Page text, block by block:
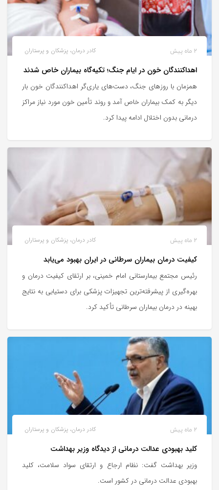
کادر درمان، پزشکان و پرستاران 2 ماه پیش
اهداکنندگان خون در ایام جنگ؛ تکیه‌گاه بیماران خاص شدند
همزمان با روزهای جنگ، دست‌های یاری‌گر اهداکنندگان خون بار
دیگر به کمک بیماران خاص آمد و روند تأمین خون مورد نیاز مراکز
درمانی بدون اختلال ادامه پیدا کرد.
کادر درمان، پزشکان و پرستاران 2 ماه پیش
کیفیت درمان بیماران سرطانی در ایران بهبود می‌یابد
رئیس مجتمع بیمارستانی امام خمینی، بر ارتقای کیفیت درمان و
بهره‌گیری از پیشرفته‌ترین تجهیزات پزشکی برای دستیابی به نتایج
بهینه در درمان بیماران سرطانی تأکید کرد.
کادر درمان، پزشکان و پرستاران 2 ماه پیش
کلید بهبودی عدالت درمانی از دیدگاه وزیر بهداشت
وزیر بهداشت گفت: نظام ارجاع و ارتقای سواد سلامت، کلید
بهبودی عدالت درمانی در کشور است.